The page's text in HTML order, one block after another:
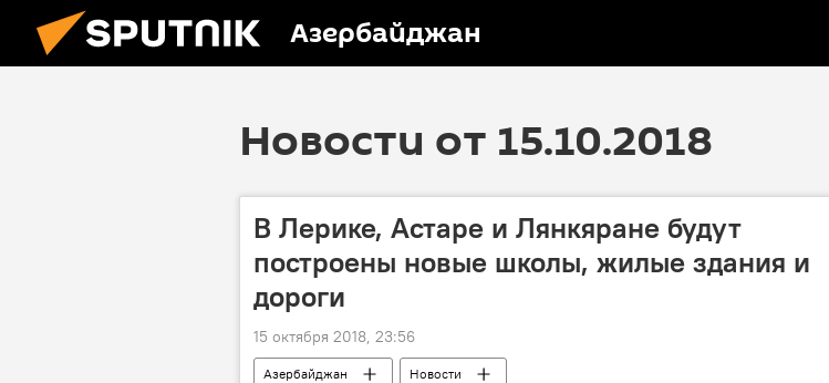
Азербайджан
Новости от 15.10.2018
В Лерике, Астаре и Лянкяране будут
построены новые школы, жилые здания и
дороги
15 октября 2018, 23:56
Азербайджан Новости